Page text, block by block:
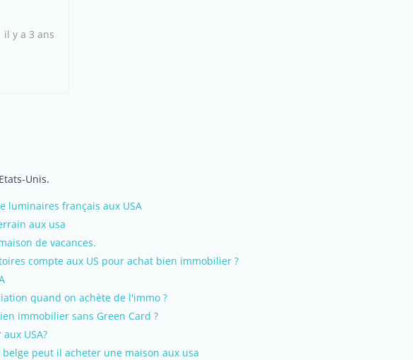
il y a 3 ans
Unis.
luminaires français aux USA
aux usa
de vacances.
compte aux US pour achat bien immobilier ?
quand on achète de l'immo ?
immobilier sans Green Card ?
USA?
peut il acheter une maison aux usa